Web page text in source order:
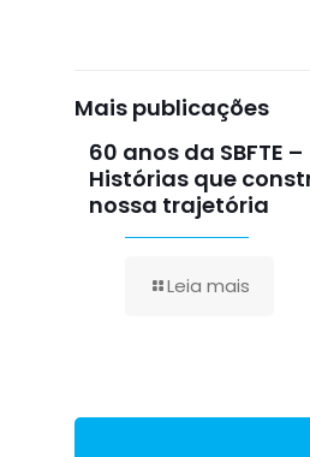
Mais publicações
60 anos da SBFTE –
Histórias que
nossa trajetória
Leia mais